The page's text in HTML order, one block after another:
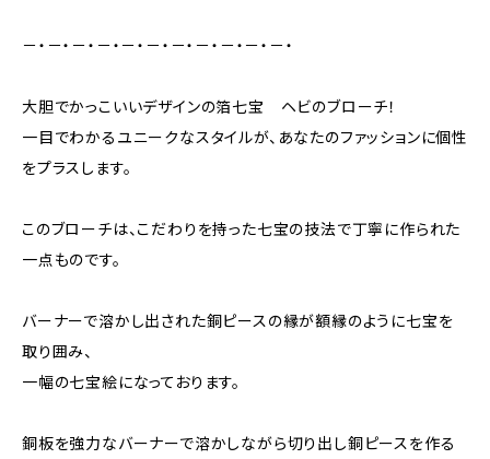
－・－・－・－・－・－・－・－・－・－・－・
大胆でかっこいいデザインの箔七宝 ヘビのブローチ！
一目でわかるユニークなスタイルが、あなたのファッションに個性
をプラスします。
このブローチは、こだわりを持った七宝の技法で丁寧に作られた
一点ものです。
バーナーで溶かし出された銅ピースの縁が額縁のように七宝を
取り囲み、
一幅の七宝絵になっております。
銅板を強力なバーナーで溶かしながら切り出し銅ピースを作る